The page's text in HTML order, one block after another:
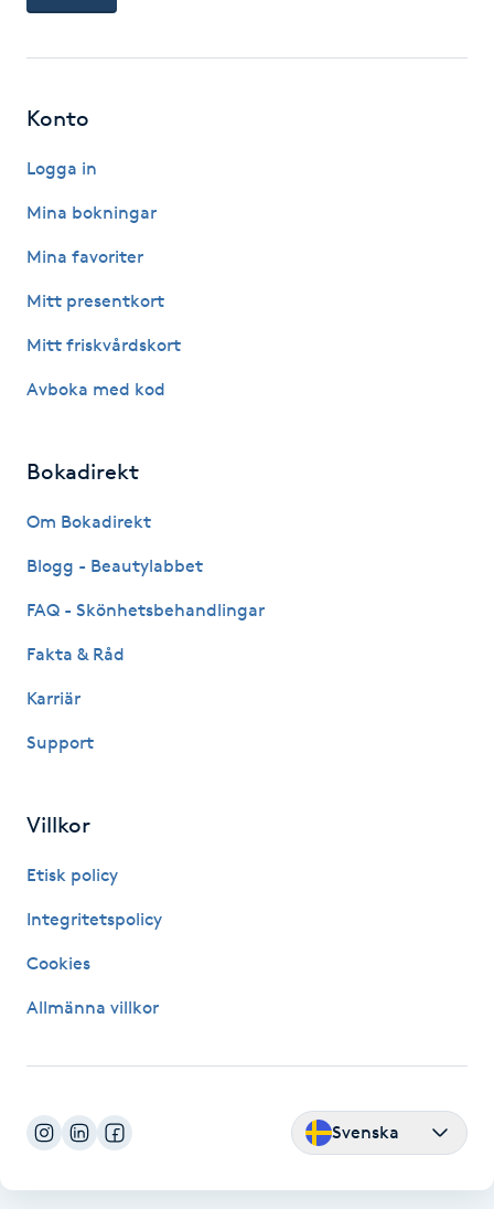
Läpptatuering
M
Makeup
Meditation
Megavolymfransar
MicroPen
Nagelförlängning
Nagelförlängning akryl
Konto
Logga in
Mina bokningar
Mina favoriter
Mitt presentkort
Mitt friskvårdskort
Avboka med kod
Bokadirekt
Om Bokadirekt
Blogg - Beautylabbet
FAQ - Skönhetsbehandlingar
Fakta & Råd
Karriär
Support
Villkor
Etisk policy
Integritetspolicy
Cookies
Allmänna villkor
Svenska